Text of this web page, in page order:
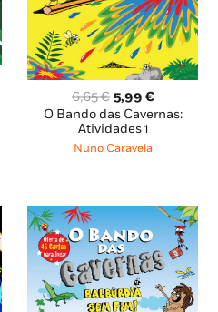
6,65€ O
preço
original
era:
5,99 €O
preço
O Bando das Cavernas:
Atividades 1
Nuno Caravela